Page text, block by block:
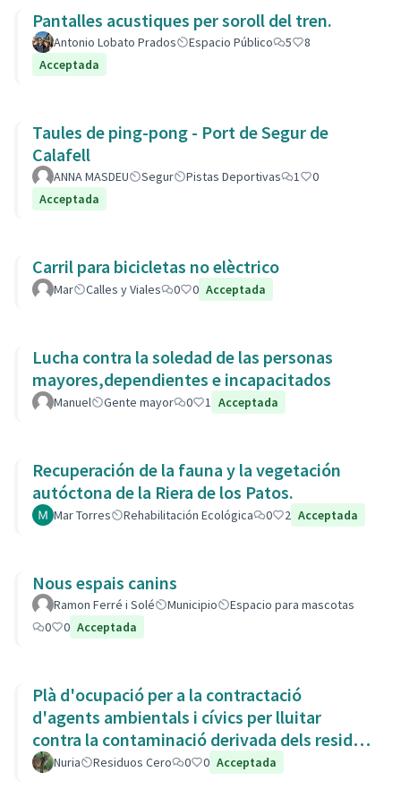
Pantalles acustiques per soroll del tren.
Antonio Lobato Prados Espacio Público 5
8
Acceptada
Taules de ping-pong - Port de Segur de
Calafell
ANNA MASDEU Segur Pistas Deportivas 1
0
Acceptada
Carril para bicicletas no elèctrico
Mar Calles y Viales 0 0 Acceptada
Lucha contra la soledad de las personas
mayores,dependientes e incapacitados
Manuel Gente mayor 0 1 Acceptada
Recuperación de la fauna y la vegetación
autóctona de la Riera de los Patos.
Mar Torres Rehabilitación Ecológica 0 2 Acceptada
Nous espais canins
Ramon Ferré i Solé Municipio
Espacio para mascotas
0
0 Acceptada
Plà d'ocupació per a la contractació
d'agents ambientals i cívics per lluitar
contra la contaminació derivada dels residus
de la Còvid-19
Nuria Residuos Cero 0 0 Acceptada